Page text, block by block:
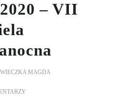
– VII
MAGDA